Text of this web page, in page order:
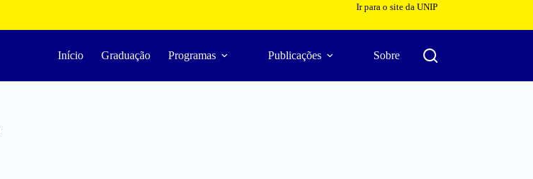
Ir para o site da UNIP
Início Graduação Programas Publicações Sobre